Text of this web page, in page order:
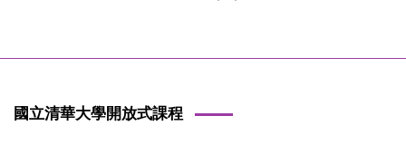
國立清華大學開放式課程